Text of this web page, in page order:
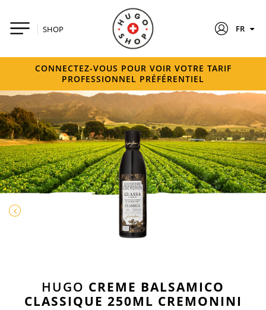
SHOP FR
CONNECTEZ-VOUS POUR VOIR VOTRE TARIF
PROFESSIONNEL PRÉFÉRENTIEL
HUGO CREME BALSAMICO
CLASSIQUE 250ML CREMONINI